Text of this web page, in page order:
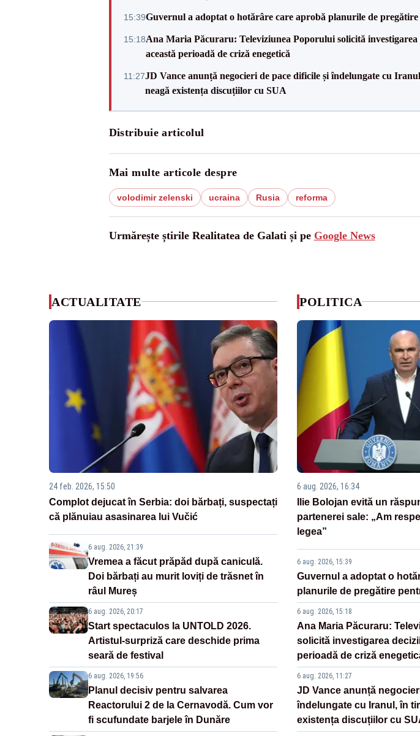
15:39Guvernul a adoptat o hotărâre care aprobă planurile de
15:18Ana Maria Păcuraru: Televiziunea Poporului solicită
această perioadă de criză enegetică
11:27JD Vance anunță negocieri de pace dificile și îndelungate cu
neagă existența discuțiilor cu SUA
Distribuie articolul
Mai multe articole despre
volodimir zelenski ucraina Rusia reforma
Urmărește știrile Realitatea de Galati și pe Google News
ACTUALITATE
24 feb. 2026, 15:50
Complot dejucat în Serbia: doi bărbați, suspectați
că plănuiau asasinarea lui Vučić
6 aug. 2026, 21:39
Vremea a făcut prăpăd după caniculă.
Doi bărbați au murit loviți de trăsnet în
râul Mureș
6 aug. 2026, 20:17
Start spectaculos la UNTOLD 2026.
Artistul-surpriză care deschide prima
seară de festival
6 aug. 2026, 19:56
Planul decisiv pentru salvarea
Reactorului 2 de la Cernavodă. Cum vor
fi scufundate barjele în Dunăre
POLITICA
6 aug. 2026, 16:34
Ilie Bolojan evită un
partenerei sale: „Am
legea”
6 aug. 2026, 15:39
Guvernul a adoptat o
planurile de pregătire
6 aug. 2026, 15:18
Ana Maria Păcuraru:
solicită investigarea
perioadă de criză
6 aug. 2026, 11:27
JD Vance anunță
îndelungate cu Iranul, în
existența discuțiilor cu